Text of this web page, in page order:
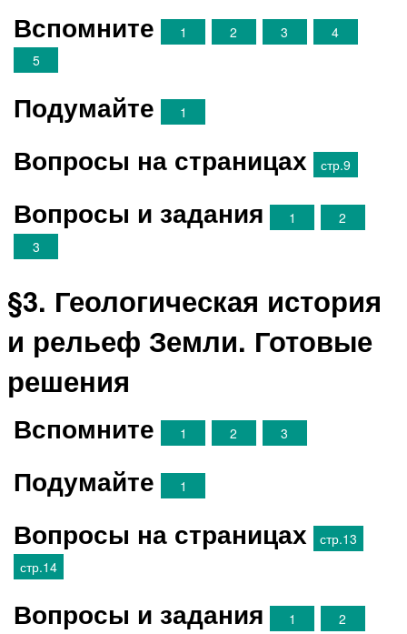
Вспомните 1 2 3
4
5
Подумайте 1
Вопросы на страницах стр.9
Вопросы и задания 1
2
3
§3. Геологическая история
и рельеф Земли. Готовые
решения
Вспомните 1 2 3
Подумайте 1
Вопросы на страницах
стр.13
стр.14
Вопросы и задания 1
2